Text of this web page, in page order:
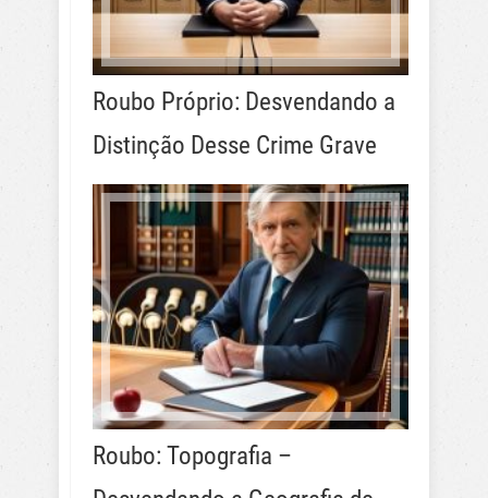
Roubo Próprio: Desvendando a
Distinção Desse Crime Grave
Roubo: Topografia –